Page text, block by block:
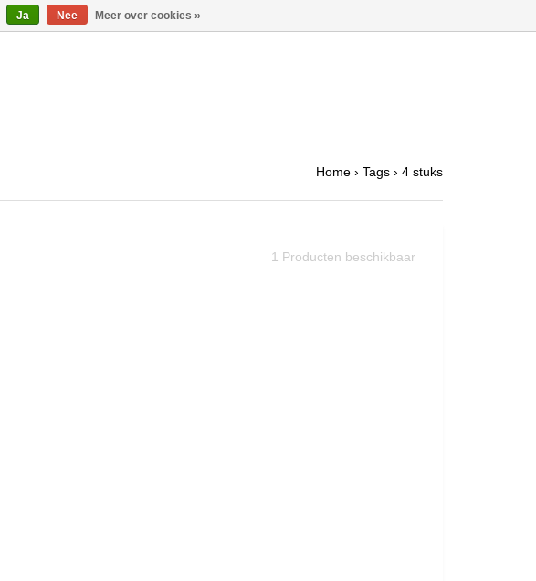
Home › Tags › 4 stuks
1 Producten beschikbaar
Ja Nee Meer over cookies »